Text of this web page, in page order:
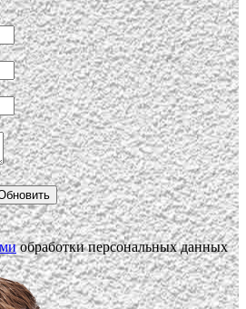
обработки персональных данных